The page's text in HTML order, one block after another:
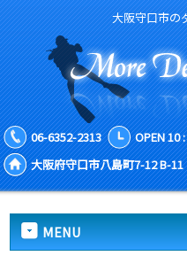
大阪守口市の
06-6352-2313
OPEN 10
大阪府守口市八島町7-12 B-11
MENU